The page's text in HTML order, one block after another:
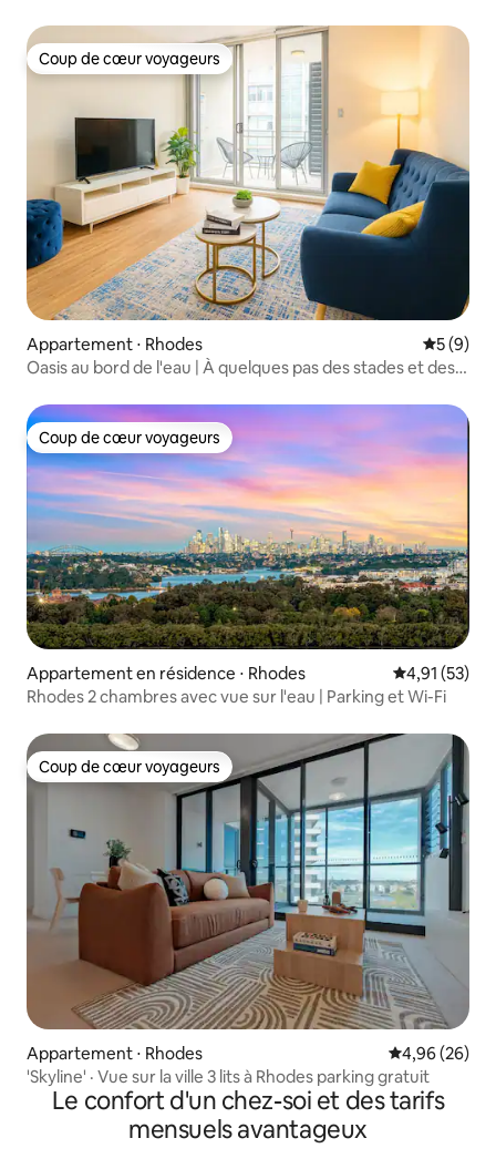
Coup de cœur voyageurs
Coup de cœur voyageurs
Appartement ⋅ Rhodes
5 (9)
Oasis au bord de l'eau | À quelques pas des stades et des
Coup de cœur voyageurs
Coup de cœur voyageurs
Appartement en résidence ⋅ Rhodes Évaluation
4,91 (53)
Rhodes 2 chambres avec vue sur l'eau | Parking et Wi-Fi
Coup de cœur voyageurs
Coup de cœur voyageurs
Appartement ⋅ Rhodes Évaluation
4,96 (26)
'Skyline' · Vue sur la ville 3 lits à Rhodes parking gratuit
Le confort d'un chez-soi et des tarifs
mensuels avantageux